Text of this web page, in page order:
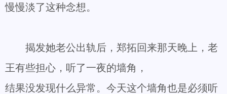
慢慢淡了这种念想。
揭发她老公出轨后，郑拓回来那天晚上，老
王有些担心，听了一夜的墙角，
结果没发现什么异常。今天这个墙角也是必须听